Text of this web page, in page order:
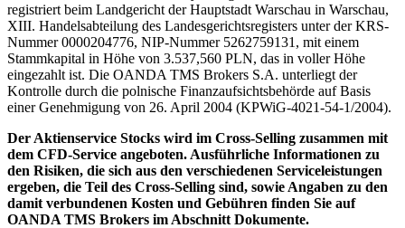
registriert beim Landgericht der Hauptstadt Warschau in Warschau,
XIII. Handelsabteilung des Landesgerichtsregisters unter der KRS-
Nummer 0000204776, NIP-Nummer 5262759131, mit einem
Stammkapital in Höhe von 3.537,560 PLN, das in voller Höhe
eingezahlt ist. Die OANDA TMS Brokers S.A. unterliegt der
Kontrolle durch die polnische Finanzaufsichtsbehörde auf Basis
einer Genehmigung von 26. April 2004 (KPWiG-4021-54-1/2004).
Der Aktienservice Stocks wird im Cross-Selling zusammen mit
dem CFD-Service angeboten. Ausführliche Informationen zu
den Risiken, die sich aus den verschiedenen Serviceleistungen
ergeben, die Teil des Cross-Selling sind, sowie Angaben zu den
damit verbundenen Kosten und Gebühren finden Sie auf
OANDA TMS Brokers im Abschnitt Dokumente.